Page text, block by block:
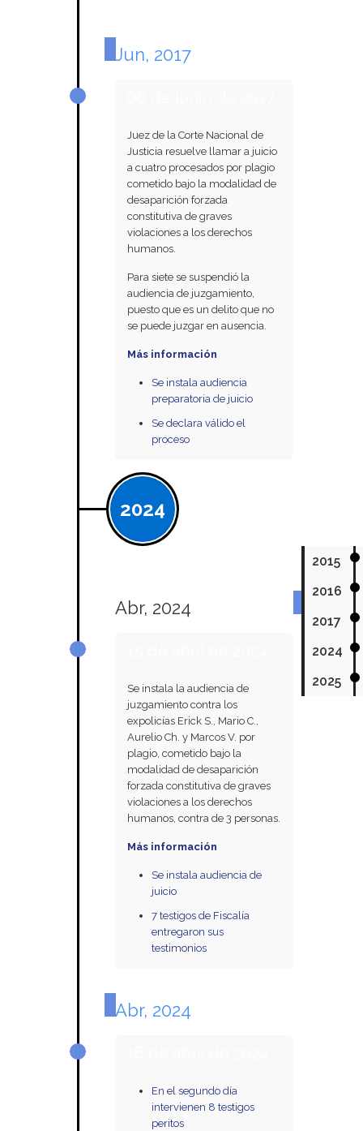
2015
2016
2017
2024
2025
Jun, 2017
Juez de la Corte Nacional de
Justicia resuelve llamar a juicio
a cuatro procesados por plagio
cometido bajo la modalidad de
desaparición forzada
constitutiva de graves
violaciones a los derechos
humanos.
Para siete se suspendió la
audiencia de juzgamiento,
puesto que es un delito que no
se puede juzgar en ausencia.
Más información
Se instala audiencia
preparatoria de juicio
Se declara válido el
proceso
2024
Abr, 2024
Se instala la audiencia de
juzgamiento contra los
expolicías Erick S., Mario C.,
Aurelio Ch. y Marcos V. por
plagio, cometido bajo la
modalidad de desaparición
forzada constitutiva de graves
violaciones a los derechos
humanos, contra de 3 personas.
Más información
Se instala audiencia de
juicio
7 testigos de Fiscalía
entregaron sus
testimonios
Abr, 2024
En el segundo día
intervienen 8 testigos
peritos